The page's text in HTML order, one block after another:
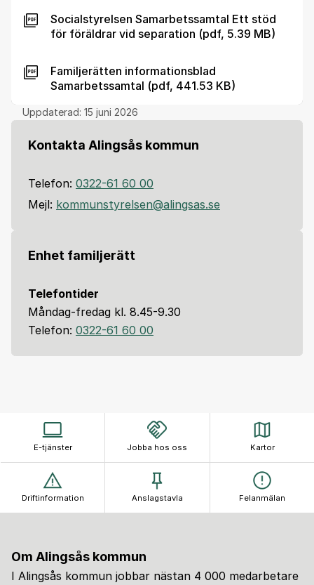
Socialstyrelsen Samarbetssamtal Ett stöd
för föräldrar vid separation (pdf, 5.39 MB)
Familjerätten informationsblad
Samarbetssamtal (pdf, 441.53 KB)
Uppdaterad: 15 juni 2026
Kontakta Alingsås kommun
Telefon: 0322-61 60 00
Mejl: kommunstyrelsen@alingsas.se
Enhet familjerätt
Telefontider
Måndag-fredag kl. 8.45-9.30
Telefon: 0322-61 60 00
E-tjänster Jobba hos oss Kartor
Driftinformation Anslagstavla Felanmälan
Om Alingsås kommun
I Alingsås kommun jobbar nästan 4 000 medarbetare